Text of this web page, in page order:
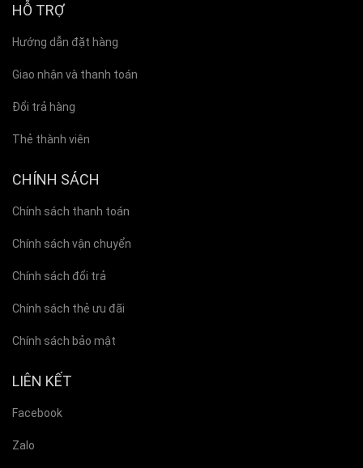
HỖ TRỢ
Hướng dẫn đặt hàng
Giao nhận và thanh toán
Đổi trả hàng
Thẻ thành viên
CHÍNH SÁCH
Chính sách thanh toán
Chính sách vận chuyển
Chính sách đổi trả
Chính sách thẻ ưu đãi
Chính sách bảo mật
LIÊN KẾT
Facebook
Zalo